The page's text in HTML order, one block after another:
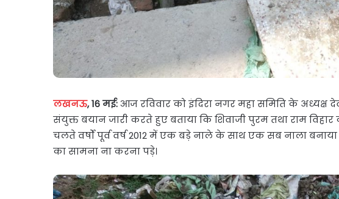
लखनऊ, 16 मई:आज रविवार को इंदिरा नगर महा समिति के अध्यक्ष
संयुक्त बयान जारी करते हुए बताया कि शिवाजी पुरम तथा राम
चलते वर्षों पूर्व वर्ष 2012 में एक बड़े नाले के साथ एक सब नाला
का सामना ना करना पड़े।